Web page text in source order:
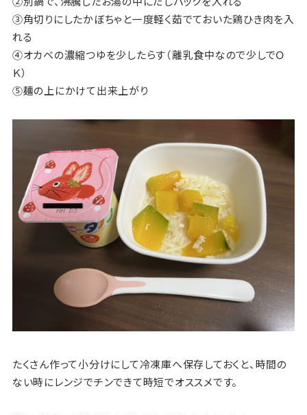
③角切りにしたかぼちゃと一度軽く茹でておいた鶏ひき肉を入
れる
④オカベの濃縮つゆを少したらす（離乳食中なので少しでＯ
Ｋ）
⑤麺の上にかけて出来上がり
たくさん作って小分けにして冷凍庫へ保存しておくと、時間の
ない時にレンジでチンできて時短でオススメです。